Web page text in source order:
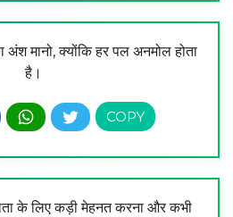
मानो, क्योंकि हर पल अनमोल होता
है।
के लिए कड़ी मेहनत करना और कभी